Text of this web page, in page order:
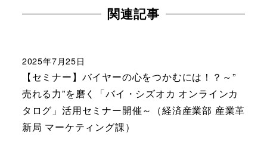
関連記事
【セミナー】バイヤーの心をつかむには！？～”
売れる力”を磨く「バイ・シズオカ オンラインカ
タログ」活用セミナー開催～（経済産業部 産業革
新局 マーケティング課）
2025年7月25日